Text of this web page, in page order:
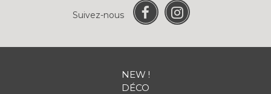
Suivez-nous
NEW !
DÉCO